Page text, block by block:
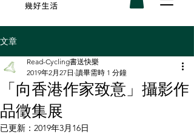
文章
「向香港作家致意」攝影作
品徵集展
Read-Cycling書送快樂
2019年2月27日 讀畢需時 1 分鐘
已更新： 2019年3月16日